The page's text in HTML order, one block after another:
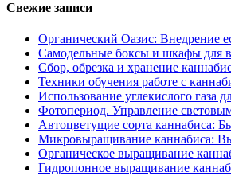
Свежие записи
Органический Оазис: Внедрение
Самодельные боксы и шкафы для
Сбор, обрезка и хранение
Техники обучения работе с
Использование углекислого газа
Фотопериод. Управление
Автоцветущие сорта каннабиса:
Микровыращивание каннабиса:
Органическое выращивание
Гидропонное выращивание